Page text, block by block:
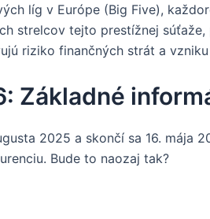
líg v Európe (Big Five),
strelcov tejto prestížnej
riziko finančných strát a
Základné
2025 a skončí sa 16. mája
Bude to naozaj tak?